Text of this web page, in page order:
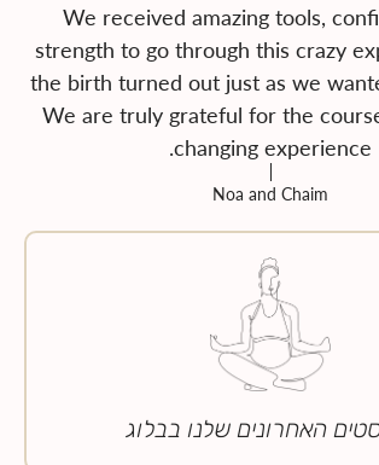
We received amazing tools,
strength to go through this crazy
the birth turned out just as we
We are truly grateful for the
changing experience.
Noa and Chaim
האחרונים שלנו בבלוג